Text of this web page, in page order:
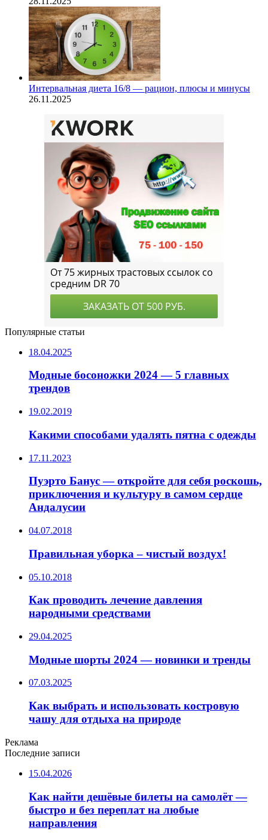
Интервальная диета 16/8 — рацион, плюсы и минусы
26.11.2025
Популярные статьи
18.04.2025
Модные босоножки 2024 — 5 главных
трендов
19.02.2019
Какими способами удалять пятна с одежды
17.11.2023
Пуэрто Банус — откройте для себя роскошь,
приключения и культуру в самом сердце
Андалусии
04.07.2018
Правильная уборка – чистый воздух!
05.10.2018
Как проводить лечение давления
народными средствами
29.04.2025
Модные шорты 2024 — новинки и тренды
07.03.2025
Как выбрать и использовать костровую
чашу для отдыха на природе
Реклама
Последние записи
15.04.2026
Как найти дешёвые билеты на самолёт —
быстро и без переплат на любые
направления